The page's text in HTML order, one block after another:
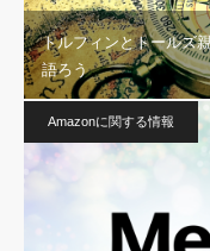
トルフィンとトールズ
語ろう
Amazonに関する情報